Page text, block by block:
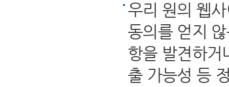
우리 원의 웹
동의를 얻지
항을 발견하거
출 가능성 등